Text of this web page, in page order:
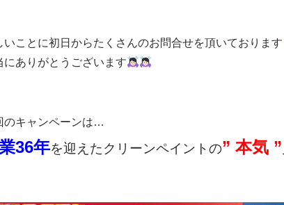
いことに初日からたくさんのお問合せを頂いております
にありがとうございます
のキャンペーンは…
36年を迎えたクリーンペイントの” 本気 ”